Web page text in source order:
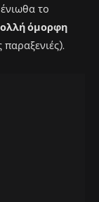
το
όμορφη